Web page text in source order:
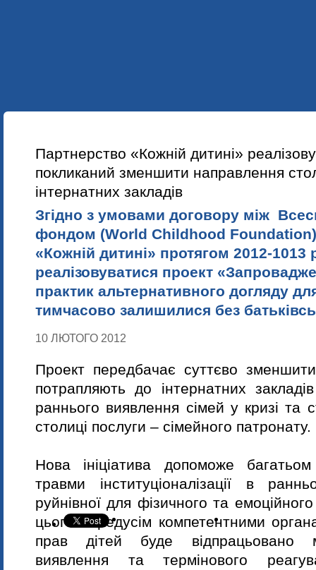
Партнерство «Кожній дитині»
покликаний зменшити направлення
інтернатних закладів
Згідно з умовами договору між
фондом (World Childhood
«Кожній дитині» протягом 2012-1013
реалізовуватися проект
практик альтернативного догляду
тимчасово залишилися без
10 ЛЮТОГО 2012
Проект передбачає суттєво зменшити
потрапляють до інтернатних
раннього виявлення сімей у кризі та
столиці послуги – сімейного патронату.
Нова ініціатива допоможе
травми інституціоналізації в
руйнівної для фізичного та
цього передусім компетентними
прав дітей буде відпрацьовано
виявлення та термінового